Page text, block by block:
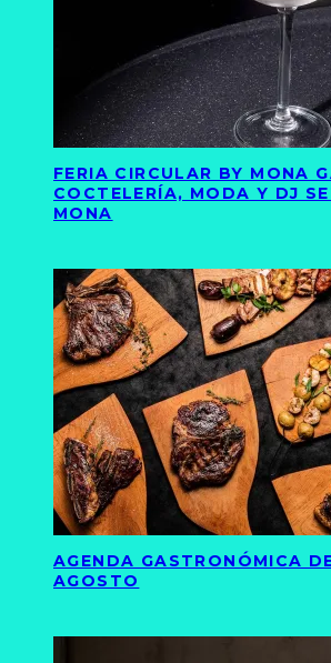
FERIA CIRCULAR BY MONA
COCTELERÍA, MODA Y DJ
MONA
AGENDA GASTRONÓMICA
AGOSTO